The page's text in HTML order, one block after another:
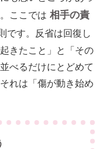
ここでは 相手の責
です。反省は回復し
きたこと」と「その
べるだけにとどめて
れは「傷が動き始め